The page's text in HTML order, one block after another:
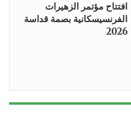
افتتاح مؤتمر الزهيرات
الفرنسيسكانية بصمة قداسة
2026